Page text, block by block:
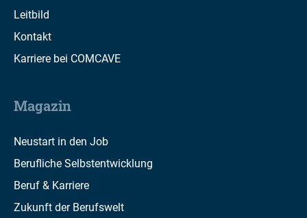
Leitbild
Kontakt
Karriere bei COMCAVE
Magazin
Neustart in den Job
Berufliche Selbstentwicklung
Beruf & Karriere
Zukunft der Berufswelt